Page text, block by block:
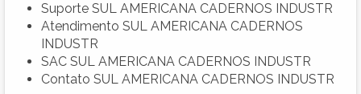
Suporte SUL AMERICANA CADERNOS INDUSTR
Atendimento SUL AMERICANA CADERNOS
INDUSTR
SAC SUL AMERICANA CADERNOS INDUSTR
Contato SUL AMERICANA CADERNOS INDUSTR